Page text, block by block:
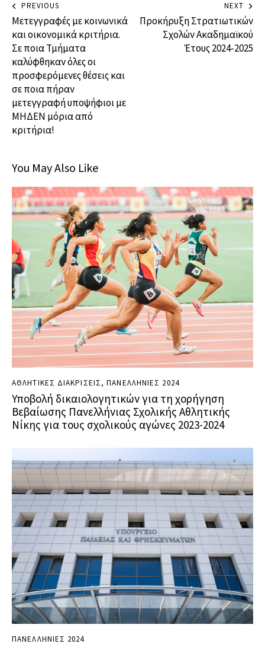
PREVIOUS
Μετεγγραφές με κοινωνικά
και οικονομικά κριτήρια.
Σε ποια Τμήματα
καλύφθηκαν όλες οι
προσφερόμενες θέσεις και
σε ποια πήραν
μετεγγραφή υποψήφιοι με
ΜΗΔΕΝ μόρια από
κριτήρια!
NEXT
Προκήρυξη Στρατιωτικών
Σχολών Ακαδημαϊκού
Έτους 2024-2025
You May Also Like
ΑΘΛΗΤΙΚΕΣ ΔΙΑΚΡΙΣΕΙΣ,ΠΑΝΕΛΛΗΝΙΕΣ 2024
Υποβολή δικαιολογητικών για τη χορήγηση
Βεβαίωσης Πανελλήνιας Σχολικής Αθλητικής
Νίκης για τους σχολικούς αγώνες 2023-2024
ΠΑΝΕΛΛΗΝΙΕΣ 2024